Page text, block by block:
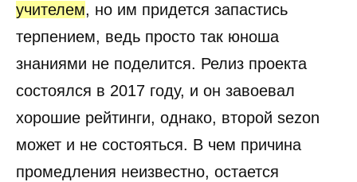
учителем, но им придется запастись
терпением, ведь просто так юноша
знаниями не поделится. Релиз проекта
состоялся в 2017 году, и он завоевал
хорошие рейтинги, однако, второй sezon
может и не состояться. В чем причина
промедления неизвестно, остается